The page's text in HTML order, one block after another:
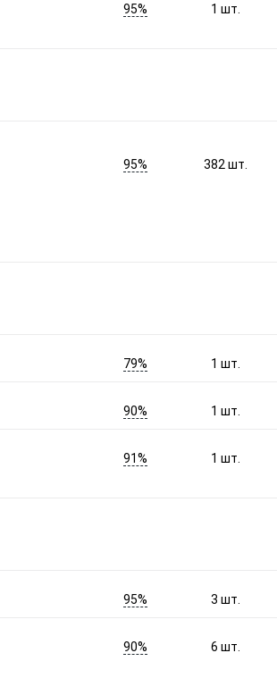
95% 1шт.
95% 382шт.
79% 1шт.
90% 1шт.
91% 1шт.
95% 3шт.
90% 6шт.